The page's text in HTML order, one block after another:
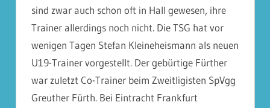
sind zwar auch schon oft in Hall gewesen, ihre
Trainer allerdings noch nicht. Die TSG hat vor
wenigen Tagen Stefan Kleineheismann als neuen
U19-Trainer vorgestellt. Der gebürtige Fürther
war zuletzt Co-Trainer beim Zweitligisten SpVgg
Greuther Fürth. Bei Eintracht Frankfurt